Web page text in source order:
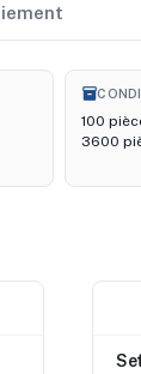
inventory_2
100
3600